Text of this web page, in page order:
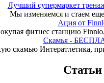
Лучший супермаркет
Мы изменяемся и стаем
Ация от
фитнес станцию
Скамья -
скамью Интератлетика,
Статьи